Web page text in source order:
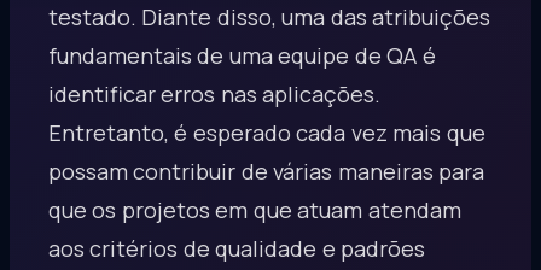
testado. Diante disso, uma das atribuições
fundamentais de uma equipe de QA é
identificar erros nas aplicações.
Entretanto, é esperado cada vez mais que
possam contribuir de várias maneiras para
que os projetos em que atuam atendam
aos critérios de qualidade e padrões